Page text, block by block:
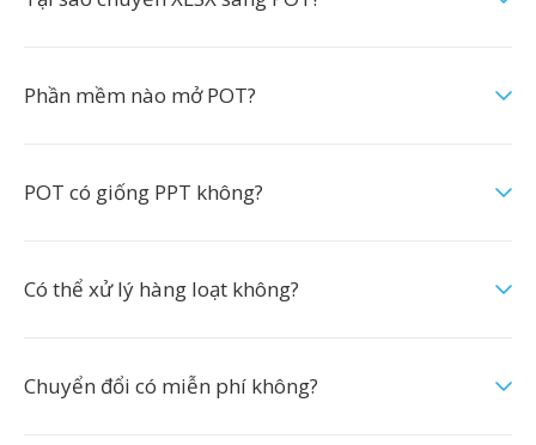
Phần mềm nào mở POT?
POT có giống PPT không?
Có thể xử lý hàng loạt không?
Chuyển đổi có miễn phí không?